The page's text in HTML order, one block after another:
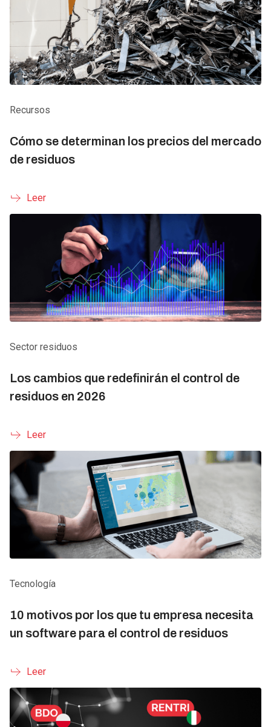
Recursos
Cómo se determinan los precios del mercado
de residuos
Leer
Sector residuos
Los cambios que redefinirán el control de
residuos en 2026
Leer
Tecnología
10 motivos por los que tu empresa necesita
un software para el control de residuos
Leer